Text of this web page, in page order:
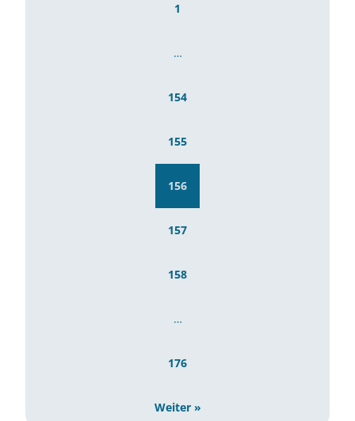
1
…
154
155
156
157
158
…
176
Weiter »